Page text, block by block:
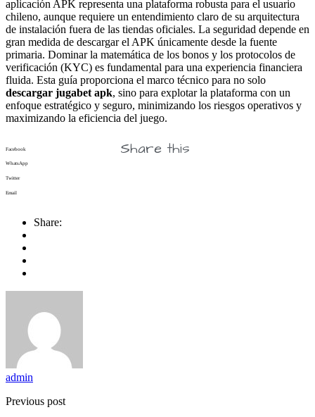
aplicación APK representa una plataforma robusta para el usuario
chileno, aunque requiere un entendimiento claro de su arquitectura
de instalación fuera de las tiendas oficiales. La seguridad depende en
gran medida de descargar el APK únicamente desde la fuente
primaria. Dominar la matemática de los bonos y los protocolos de
verificación (KYC) es fundamental para una experiencia financiera
fluida. Esta guía proporciona el marco técnico para no solo
descargar jugabet apk, sino para explotar la plataforma con un
enfoque estratégico y seguro, minimizando los riesgos operativos y
maximizando la eficiencia del juego.
Share this
Facebook
WhatsApp
Twitter
Email
Share:
admin
Previous post